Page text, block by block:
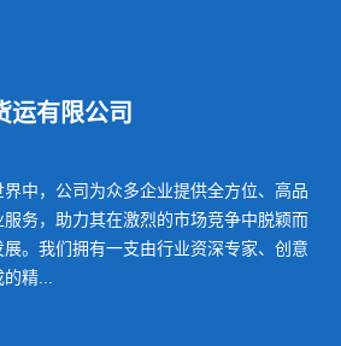
运有限公司
中，公司为众多企业提供全方位、高品
务，助力其在激烈的市场竞争中脱颖而
。我们拥有一支由行业资深专家、创意
精...